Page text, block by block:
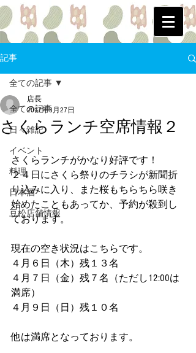
記事
全ての記事
日々雑記
イベント
料理
日本酒
豆松店舗情報
全ての記事
さくらランチ空席情報２
店長
2017年3月27日
さくらランチがかなり好評です！
２４日にさくら祭りのチラシが新聞折
り込みに入り、また桜もちらちら咲き
始めたこともあってか、予約が殺到し
ております。
現在の空き状況はこちらです。
４月６日（木）残１３名
４月７日（金）残７名（ただし12:00は
満席）
４月９日（日）残１０名
他は満席となっております。